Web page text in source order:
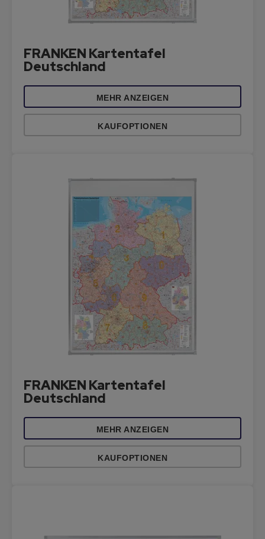
FRANKEN Kartentafel
Deutschland
MEHR ANZEIGEN
KAUFOPTIONEN
FRANKEN Kartentafel
Deutschland
MEHR ANZEIGEN
KAUFOPTIONEN